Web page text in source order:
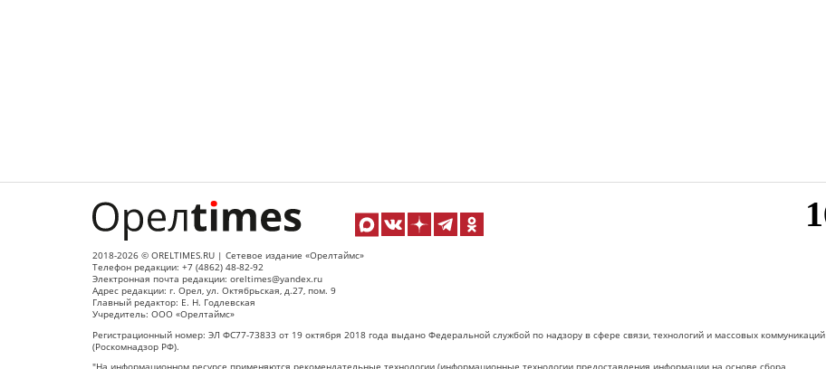
2018-2026 © ORELTIMES.RU | Сетевое издание «Орелтаймс»
Телефон редакции: +7 (4862) 48-82-92
Электронная почта редакции: oreltimes@yandex.ru
Адрес редакции: г. Орел, ул. Октябрьская, д.27, пом. 9
Главный редактор: Е. Н. Годлевская
Учредитель: ООО «Орелтаймс»
Регистрационный номер: ЭЛ ФС77-73833 от 19 октября 2018 года выдано Федеральной службой по надзору в сфере связи, технологий и массовых коммуникаций
(Роскомнадзор РФ).